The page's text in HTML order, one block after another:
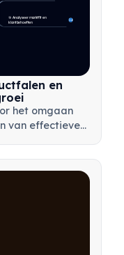
🎯 Analyseer marktfit en
klantbehoeften
14
en
het omgaan
van effectieve